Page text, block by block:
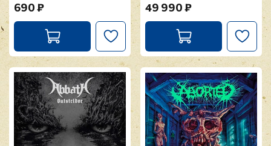
690 ₽ 49 990 ₽